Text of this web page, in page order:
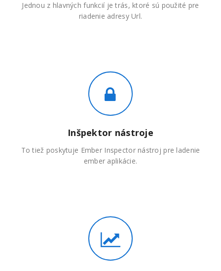
Jednou z hlavných funkcií je trás, ktoré sú použité pre
riadenie adresy Url.
Inšpektor nástroje
To tiež poskytuje Ember Inspector nástroj pre ladenie
ember aplikácie.